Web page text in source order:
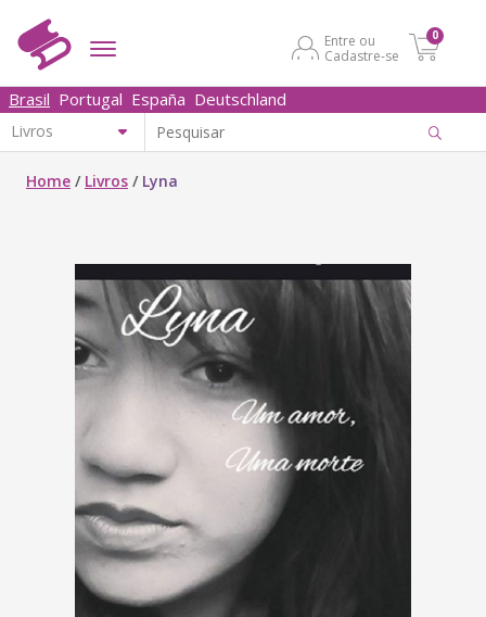
Entre ou
Cadastre-se
0
Brasil Portugal España Deutschland
Home / Livros / Lyna